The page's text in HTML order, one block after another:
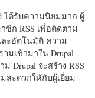
ได้รับความนิยมมาก ผู้
ก RSS เพื่อติดตาม
ะอัตโนมัติ ความ
มเข้ามาใน Drupal
Drupal จะสร้าง RSS
สะดวกใหักับผู้เยี่ยม